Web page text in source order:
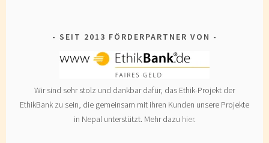
SEIT 2013 FÖRDERPARTNER VON
Wir sind sehr stolz und dankbar dafür, das Ethik-Projekt der
EthikBank zu sein, die gemeinsam mit ihren Kunden unsere Projekte
in Nepal unterstützt. Mehr dazu hier.